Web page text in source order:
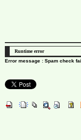
Runtime error
Error message : Spam check